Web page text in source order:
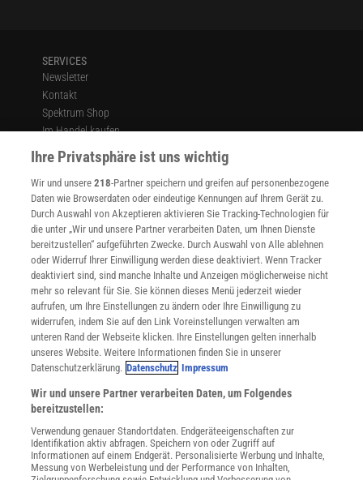
SERVICES
Newsletter
Kontakt
Spektrum Shop
Im Handel kaufen
Presse
Verträge kündigen
Widerruf
INFO
Mediadaten
Datenschutz
Nutzungsbedingungen
Cookie-Einstellungen
Utiq verwalten
Nutzungsbasierte Onlinewerbung
Alle Artikel
Impressum
Angebote für Schulen
Angebote für Institutionen
Sprachen lernen mit Gymglish
Lexika
Für Spektrum schreiben
Ihre Privatsphäre ist uns wichtig
Wir und unsere218-Partner speichern und greifen auf personenbezogene
Daten wie Browserdaten oder eindeutige Kennungen auf Ihrem Gerät zu.
Durch Auswahl von Akzeptieren aktivieren Sie Tracking-Technologien für
die unter „Wir und unsere Partner verarbeiten Daten, um Ihnen Dienste
bereitzustellen“ aufgeführten Zwecke. Durch Auswahl von Alle ablehnen
oder Widerruf Ihrer Einwilligung werden diese deaktiviert. Wenn Tracker
deaktiviert sind, sind manche Inhalte und Anzeigen möglicherweise nicht
mehr so relevant für Sie. Sie können dieses Menü jederzeit wieder
aufrufen, um Ihre Einstellungen zu ändern oder Ihre Einwilligung zu
widerrufen, indem Sie auf den Link Voreinstellungen verwalten am
unteren Rand der Webseite klicken. Ihre Einstellungen gelten innerhalb
unseres Website. Weitere Informationen finden Sie in unserer
Datenschutzerklärung. Datenschutz Impressum
Wir und unsere Partner verarbeiten Daten, um Folgendes
bereitzustellen:
Verwendung genauer Standortdaten. Endgeräteeigenschaften zur
Identifikation aktiv abfragen. Speichern von oder Zugriff auf
Informationen auf einem Endgerät. Personalisierte Werbung und Inhalte,
Messung von Werbeleistung und der Performance von Inhalten,